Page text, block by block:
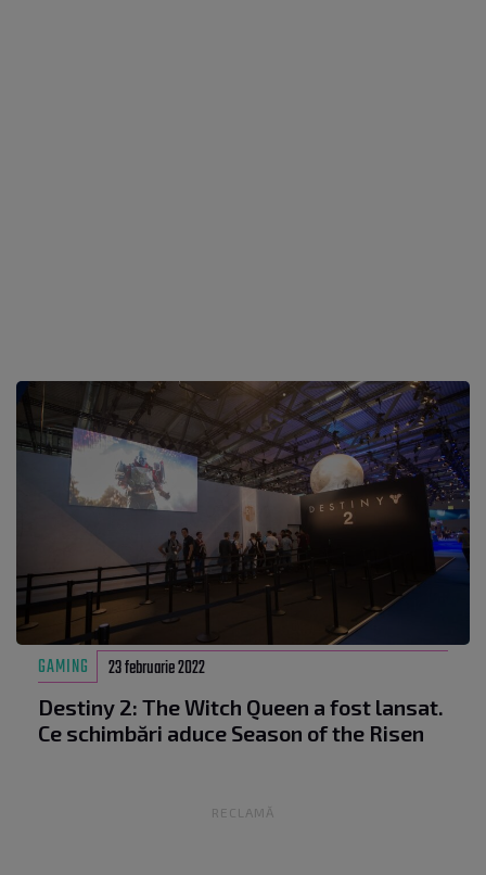
GAMING 23 februarie 2022
Destiny 2: The Witch Queen a fost lansat.
Ce schimbări aduce Season of the Risen
RECLAMĂ